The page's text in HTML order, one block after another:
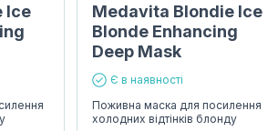
Ice
Medavita Blondie Ice
Blonde Enhancing
Deep Mask
Є в наявності
Поживна маска для посилення
холодних відтінків блонду